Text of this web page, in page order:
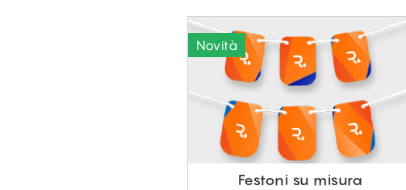
Festoni su misura